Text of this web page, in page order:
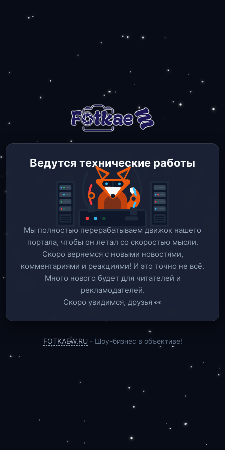
Ведутся технические работы
Мы полностью перерабатываем движок нашего
портала, чтобы он летал со скоростью мысли.
Скоро вернемся c новыми новостями,
комментариями и реакциями! И это точно не всё.
Много нового будет для читателей и
рекламодателей.
Скоро увидимся, друзья 👀
FOTKAEW.RU - Шоу-бизнес в объективе!